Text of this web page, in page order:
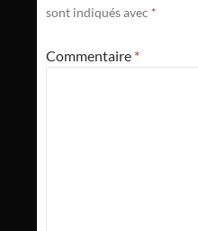
sont indiqués avec *
Commentaire *